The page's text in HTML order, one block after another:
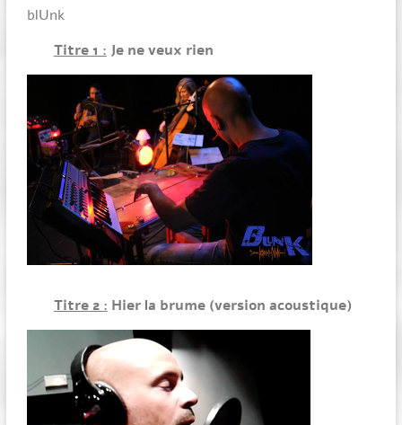
blUnk
Titre 1 : Je ne veux rien
Titre 2 : Hier la brume (version acoustique)